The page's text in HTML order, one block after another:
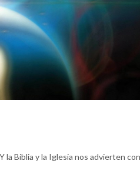
Biblia y la Iglesia nos advierten